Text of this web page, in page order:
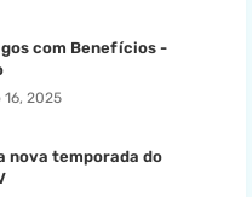
com Benefícios -
2025
nova temporada do